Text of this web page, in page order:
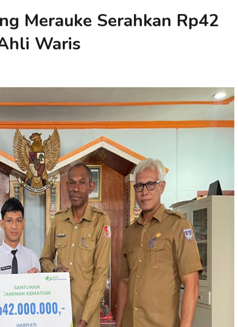
Merauke Serahkan Rp42
Waris